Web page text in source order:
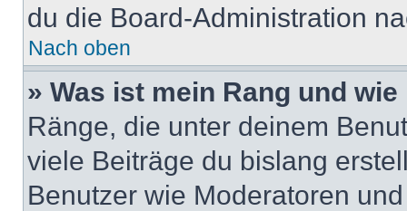
du die Board-Administration
Nach oben
» Was ist mein Rang und
Ränge, die unter deinem
viele Beiträge du bislang
Benutzer wie Moderatoren